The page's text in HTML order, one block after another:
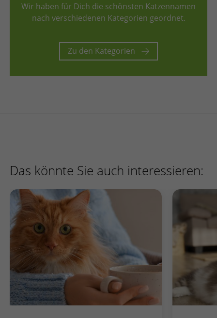
Wir haben für Dich die schönsten Katzennamen
nach verschiedenen Kategorien geordnet.
Zu den Kategorien
Das könnte Sie auch interessieren: